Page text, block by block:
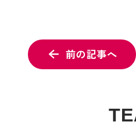
前の記事へ
TE